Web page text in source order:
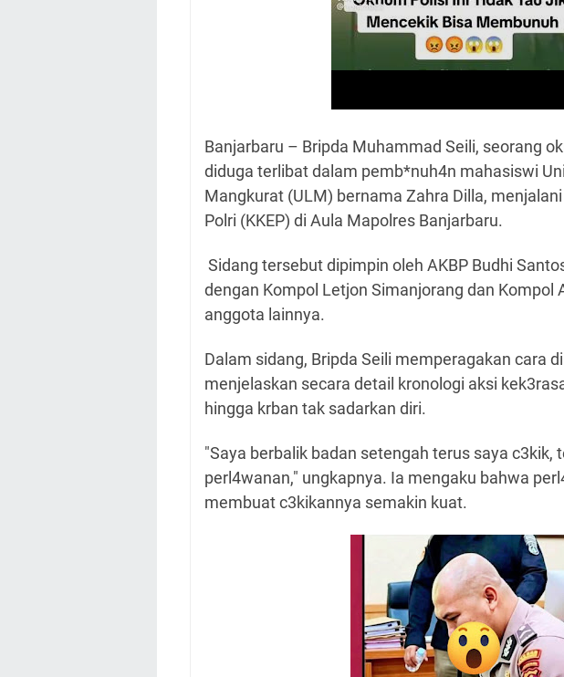
Banjarbaru – Bripda Muhammad Seili, seorang
diduga terlibat dalam pemb*nuh4n mahasiswi
Mangkurat (ULM) bernama Zahra Dilla,
Polri (KKEP) di Aula Mapolres Banjarbaru.
Sidang tersebut dipimpin oleh AKBP Budhi
dengan Kompol Letjon Simanjorang dan Kompol
anggota lainnya.
Dalam sidang, Bripda Seili memperagakan cara
menjelaskan secara detail kronologi aksi
hingga krban tak sadarkan diri.
"Saya berbalik badan setengah terus saya c3kik,
perl4wanan," ungkapnya. Ia mengaku bahwa
membuat c3kikannya semakin kuat.